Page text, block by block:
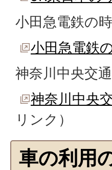
小田急電鉄の
小田急電鉄
神奈川中央交
神奈川中央
リンク）
車の利用